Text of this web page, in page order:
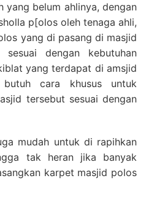
belum ahlinya, dengan
p[olos oleh tenaga ahli,
yang di pasang di masjid
dengan kebutuhan
yang terdapat di amsjid
cara khusus untuk
tersebut sesuai dengan
mudah untuk di rapihkan
tak heran jika banyak
karpet masjid polos